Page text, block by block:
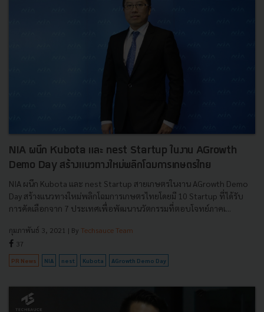
NIA ผนึก Kubota และ nest Startup ในงาน AGrowth
Demo Day สร้างแนวทางใหม่พลิกโฉมการเกษตรไทย
NIA ผนึก Kubota และ nest Startup สายเกษตรในงาน AGrowth Demo
Day สร้างแนวทางใหม่พลิกโฉมการเกษตรไทยโดยมี 10 Startup ที่ได้รับ
การคัดเลือกจาก 7 ประเทศเพื่อพัฒนานวัตกรรมที่ตอบโจทย์ภาคเ...
กุมภาพันธ์ 3, 2021 | By Techsauce Team
37
PR News NIA nest Kubota AGrowth Demo Day